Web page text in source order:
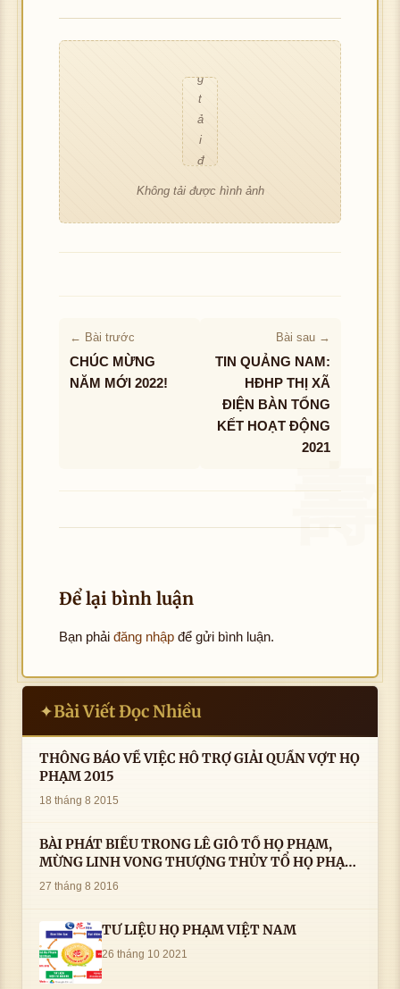
h
h
g
t
ả
i
đ
c
Không tải được hình ảnh
← Bài trước
CHÚC MỪNG
NĂM MỚI 2022!
Bài sau →
TIN QUẢNG NAM:
HĐHP THỊ XÃ
ĐIỆN BÀN TỔNG
KẾT HOẠT ĐỘNG
2021
Để lại bình luận
Bạn phải đăng nhập để gửi bình luận.
✦Bài Viết Đọc Nhiều
THÔNG BÁO VỀ VIỆC HỖ TRỢ GIẢI QUẦN VỢT HỌ
PHẠM 2015
18 tháng 8 2015
BÀI PHÁT BIỂU TRONG LÊ GIỖ TỔ HỌ PHẠM,
MỪNG LINH VONG THƯỢNG THỦY TỔ HỌ PHẠM
AN VỊ TAI CÀ MAU- ( 22/8/2016) CỦA LS.TS.NV.
27 tháng 8 2016
TƯ LIỆU HỌ PHẠM VIỆT NAM
26 tháng 10 2021